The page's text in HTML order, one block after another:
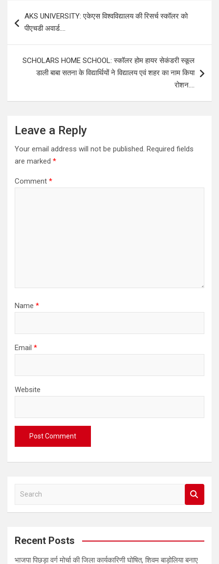
navigation
AKS UNIVERSITY: एकेएस विश्वविद्यालय की रिसर्च स्कॉलर को
पीएचडी अवार्ड….
SCHOLARS HOME SCHOOL: स्कॉलर होम हायर सेकंडरी स्कूल
डाली बाबा सतना के विद्यार्थियों ने विद्यालय एवं शहर का नाम किया
रोशन….
Leave a Reply
Your email address will not be published. Required fields
are marked *
Comment *
Name *
Email *
Website
a
c
Recent Posts
भाजपा पिछड़ा वर्ग मोर्चा की जिला कार्यकारिणी घोषित, शिवम बाड़ोलिया बनाए